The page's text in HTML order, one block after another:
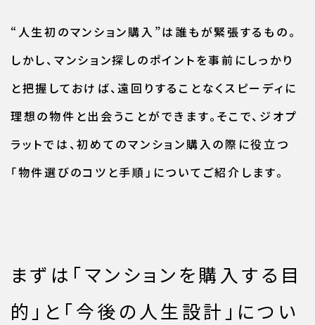
“人生初のマンション購入”は誰もが緊張するもの。
しかし、マンション探しのポイントを事前にしっかり
と把握しておけば、遠回りすることなくスピーディに
理想の物件と出会うことができます。そこで、ジオプ
ラットでは、初めてのマンション購入の際に役立つ
「物件選びのコツと手順」についてご紹介します。
まずは「マンションを購入する目
的」と「今後の人生設計」につい